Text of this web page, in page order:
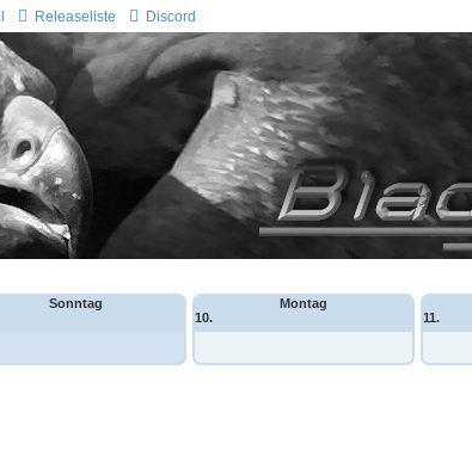
Releaseliste Discord
Sonntag
Montag
10.
11.